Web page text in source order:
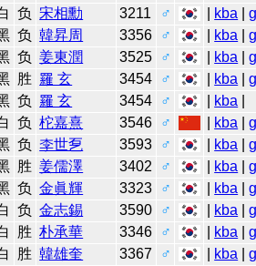
负 宋相勳 3211 ♂ kba |
负 韓昇周 3356 ♂ kba |
负 姜東潤 3525 ♂ kba |
胜 羅 玄 3454 ♂ kba |
负 羅 玄 3454 ♂ kba
负 柁嘉熹 3546 ♂ kba |
负 李世乭 3593 ♂ kba |
胜 姜儒澤 3402 ♂ kba |
负 金眞輝 3323 ♂ kba |
负 金志錫 3590 ♂ kba |
胜 朴承華 3346 ♂ kba |
胜 韓雄奎 3367 ♂ kba |